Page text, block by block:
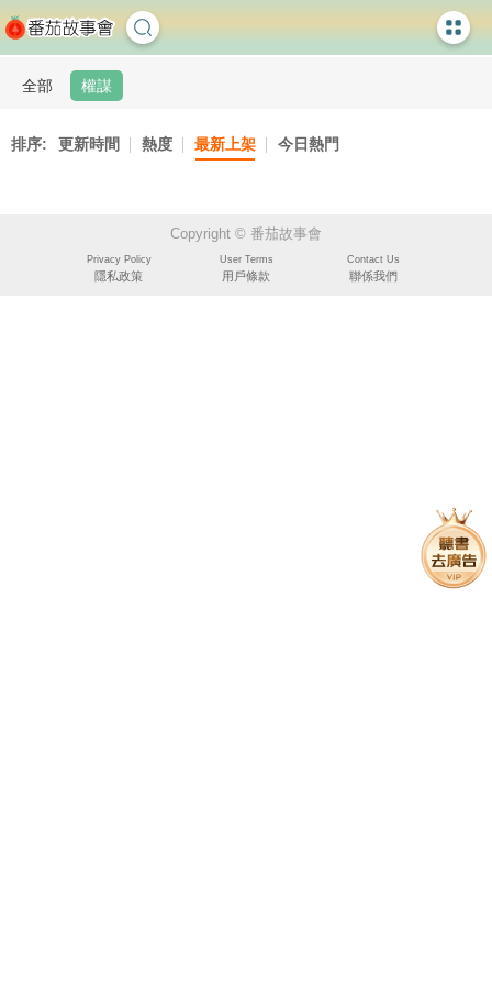
全部 權謀
排序: 更新時間 熱度 最新上架 今日熱門
Copyright © 番茄故事會
Privacy Policy
隱私政策
User Terms
用戶條款
Contact Us
聯係我們